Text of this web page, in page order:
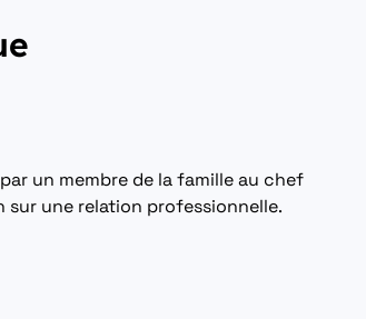
par un membre de la famille au chef
sur une relation professionnelle.